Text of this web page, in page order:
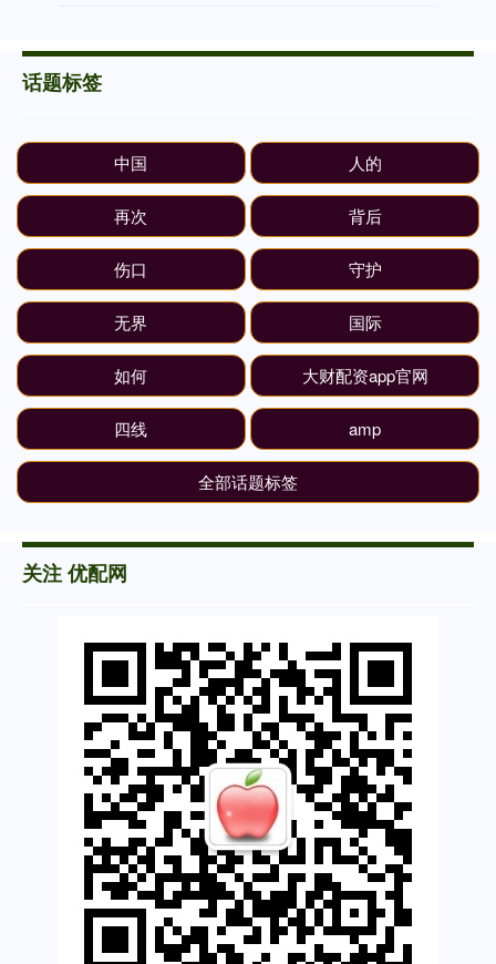
话题标签
中国 人的
再次 背后
伤口 守护
无界 国际
如何 大财配资app官网
四线 amp
全部话题标签
关注 优配网